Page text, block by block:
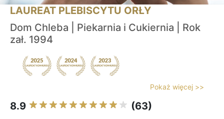
LAUREAT PLEBISCYTU ORŁY
Dom Chleba | Piekarnia i Cukiernia | Rok
zał. 1994
Pokaż więcej >>
8.9 (63)